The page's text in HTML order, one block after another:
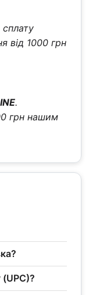
сплату
від 1000 грн
.
грн нашим